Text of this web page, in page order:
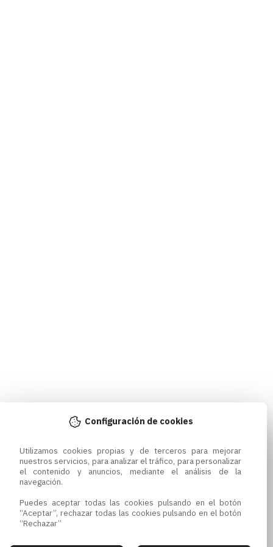
Configuración de cookies
Utilizamos cookies propias y de terceros para mejorar
nuestros servicios, para analizar el tráfico, para personalizar
el contenido y anuncios, mediante el análisis de la
navegación.
Puedes aceptar todas las cookies pulsando en el botón
“Aceptar”, rechazar todas las cookies pulsando en el botón
“Rechazar”